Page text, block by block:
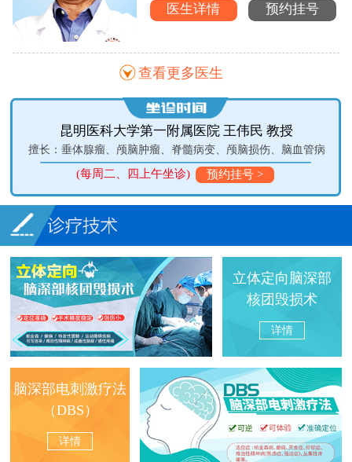
医生详情 预约挂号
查看更多医生
昆明医科大学第一附属医院 王伟民 教授
擅长：垂体腺瘤、颅脑肿瘤、脊髓病变、颅脑损伤、脑血管病
(每周二、四上午坐诊) 预约挂号 >
立体定向脑深部
核团毁损术
详情
脑深部电刺激疗法
（DBS）
详情